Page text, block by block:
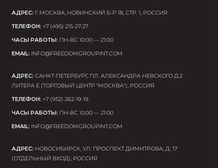
ИМЯ
EMAIL
ИМЯ
ТЕЛЕФОН
АДРЕС: Г. МОСКВА, НОВИНСКИЙ Б-Р 18, СТР. 1, РОССИЯ
ТЕЛЕФОН: +7 (495) 215-27-27
ЧАСЫ РАБОТЫ: ПН-ВС 10:00 — 21:00
EMAIL: INFO@FREEDOMGROUPINT.COM
АДРЕС: САНКТ-ПЕТЕРБУРГ, ПЛ. АЛЕКСАНДРА НЕВСКОГО Д.2
ЛИТЕРА Е (ТОРГОВЫЙ ЦЕНТР "МОСКВА"), РОССИЯ
ТЕЛЕФОН: +7 (952) 262-19-19
ЧАСЫ РАБОТЫ: ПН-ВС 10:00 — 21:00
EMAIL: INFO@FREEDOMGROUPINT.COM
АДРЕС: НОВОСИБИРСК, УЛ. ПРОСПЕКТ ДИМИТРОВА, Д. 17
(ОТДЕЛЬНЫЙ ВХОД), РОССИЯ